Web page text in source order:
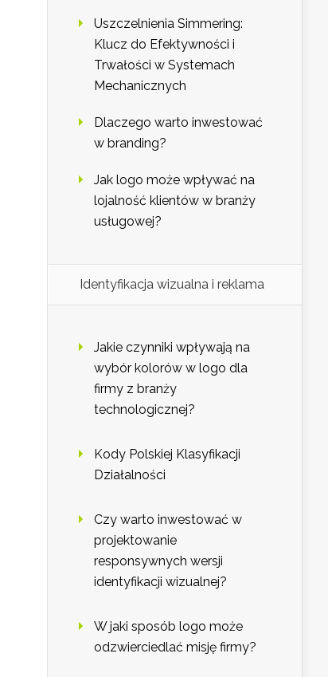
Uszczelnienia Simmering:
Klucz do Efektywności i
Trwałości w Systemach
Mechanicznych
Dlaczego warto inwestować
w branding?
Jak logo może wpływać na
lojalność klientów w branży
usługowej?
Identyfikacja wizualna i reklama
Jakie czynniki wpływają na
wybór kolorów w logo dla
firmy z branży
technologicznej?
Kody Polskiej Klasyfikacji
Działalności
Czy warto inwestować w
projektowanie
responsywnych wersji
identyfikacji wizualnej?
W jaki sposób logo może
odzwierciedlać misję firmy?